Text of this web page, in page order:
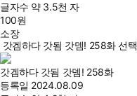
글자수 약 3.5천 자
100원
소장
갓겜하다 갓됨 갓뎀! 258화 선택
갓겜하다 갓됨 갓뎀! 258화
등록일 2024.08.09